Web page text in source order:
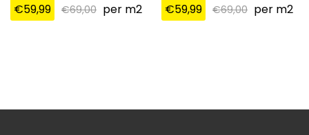
€59,99 €69,00 per m2 €59,99 €69,00 per m2